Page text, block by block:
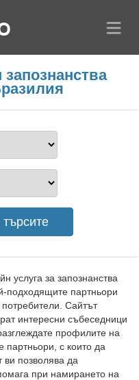
услуга за запознанства
подходящите партньори
Сайтът
интересни събеседници
профилите на
партньори, с които да
ви позволява да
при намирането на